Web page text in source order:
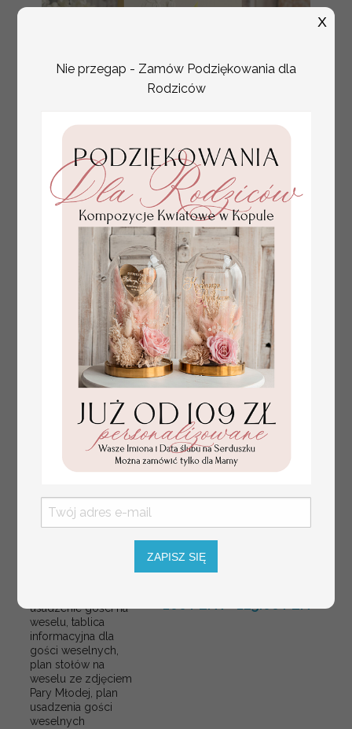
numerki na stół weselny
z tłoczonymi kwiatami,
eleganckie numerki na
stoły weselne, tłoczone
numerki na stół weselny,
dekoracja stołów
weselnych tłoczone
10 PLN/13.00 PLN
usadzenie gości na
weselu, tablica
informacyjna dla
gości weselnych,
plan stołów na
weselu ze zdjęciem
Pary Młodej, plan
usadzenia gości
weselnych
100 PLN/125.00 PLN
Nie przegap - Zamów Podziękowania dla
Rodziców
ZAPISZ SIĘ
X